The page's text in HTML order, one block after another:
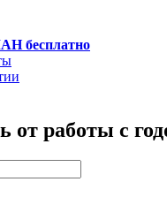
бесплатно
от работы с